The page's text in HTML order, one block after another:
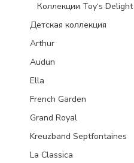
Коллекции Toy‘s Delight
Детская коллекция
Arthur
Audun
Ella
French Garden
Grand Royal
Kreuzband Septfontaines
La Classica